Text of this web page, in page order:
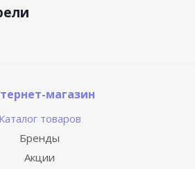
магазин
Каталог товаров
Бренды
Акции